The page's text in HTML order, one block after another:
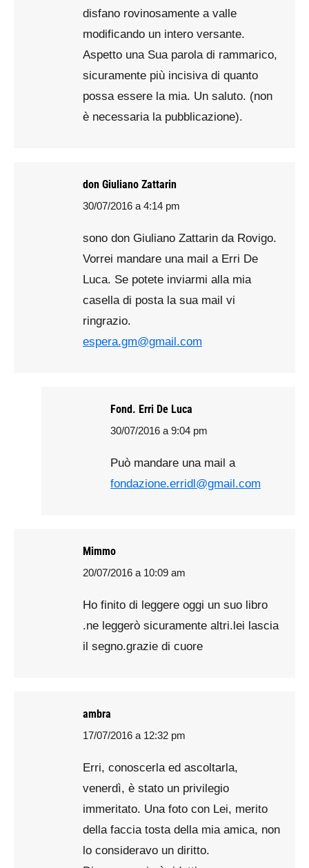
disfano rovinosamente a valle
modificando un intero versante.
Aspetto una Sua parola di rammarico,
sicuramente più incisiva di quanto
possa essere la mia. Un saluto. (non
è necessaria la pubblicazione).
don Giuliano Zattarin
says:
30/07/2016 a 4:14 pm
sono don Giuliano Zattarin da Rovigo.
Vorrei mandare una mail a Erri De
Luca. Se potete inviarmi alla mia
casella di posta la sua mail vi
ringrazio.
espera.gm@gmail.com
Fond. Erri De Luca
says:
30/07/2016 a 9:04 pm
Può mandare una mail a
fondazione.erridl@gmail.com
Mimmo
says:
20/07/2016 a 10:09 am
Ho finito di leggere oggi un suo libro
.ne leggerò sicuramente altri.lei lascia
il segno.grazie di cuore
ambra
says:
17/07/2016 a 12:32 pm
Erri, conoscerla ed ascoltarla,
venerdì, è stato un privilegio
immeritato. Una foto con Lei, merito
della faccia tosta della mia amica, non
lo consideravo un diritto.